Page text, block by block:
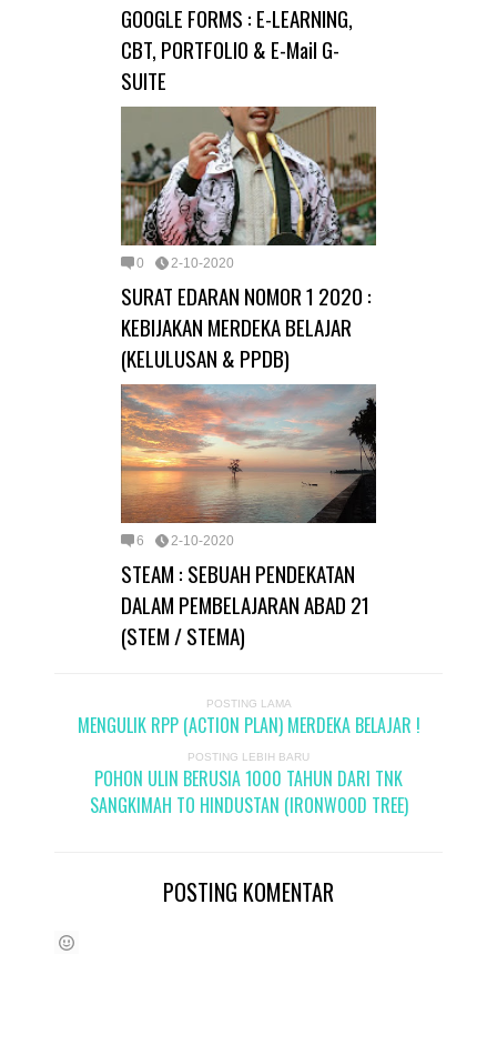
GOOGLE FORMS : E-LEARNING,
CBT, PORTFOLIO & E-Mail G-
SUITE
0 2-10-2020
SURAT EDARAN NOMOR 1 2020 :
KEBIJAKAN MERDEKA BELAJAR
(KELULUSAN & PPDB)
6 2-10-2020
STEAM : SEBUAH PENDEKATAN
DALAM PEMBELAJARAN ABAD 21
(STEM / STEMA)
POSTING LAMA
MENGULIK RPP (ACTION PLAN) MERDEKA BELAJAR !
POSTING LEBIH BARU
POHON ULIN BERUSIA 1000 TAHUN DARI TNK
SANGKIMAH TO HINDUSTAN (IRONWOOD TREE)
POSTING KOMENTAR